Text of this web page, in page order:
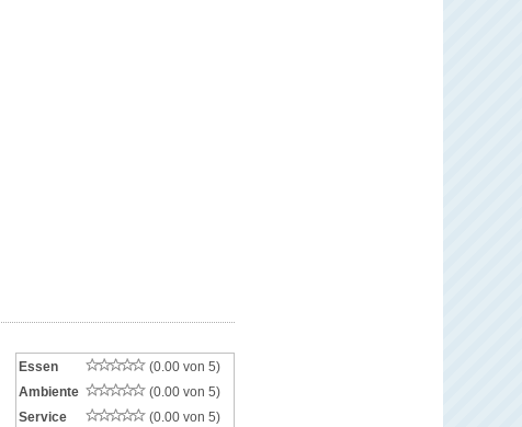
Essen
(0.00 von 5)
Ambiente
(0.00 von 5)
Service
(0.00 von 5)